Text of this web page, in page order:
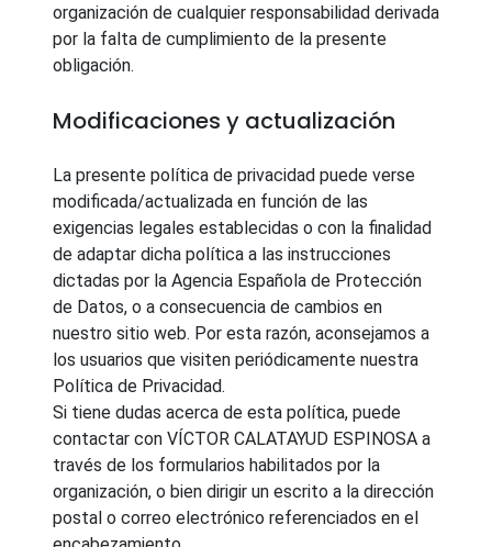
organización de cualquier responsabilidad derivada
por la falta de cumplimiento de la presente
obligación.
Modificaciones y actualización
La presente política de privacidad puede verse
modificada/actualizada en función de las
exigencias legales establecidas o con la finalidad
de adaptar dicha política a las instrucciones
dictadas por la Agencia Española de Protección
de Datos, o a consecuencia de cambios en
nuestro sitio web. Por esta razón, aconsejamos a
los usuarios que visiten periódicamente nuestra
Política de Privacidad.
Si tiene dudas acerca de esta política, puede
contactar con VÍCTOR CALATAYUD ESPINOSA a
través de los formularios habilitados por la
organización, o bien dirigir un escrito a la dirección
postal o correo electrónico referenciados en el